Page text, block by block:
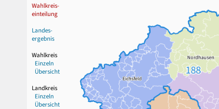
Wahlkreis-
einteilung
Landes-
ergebnis
Wahlkreis
Einzeln
Übersicht
Landkreis
Einzeln
Übersicht